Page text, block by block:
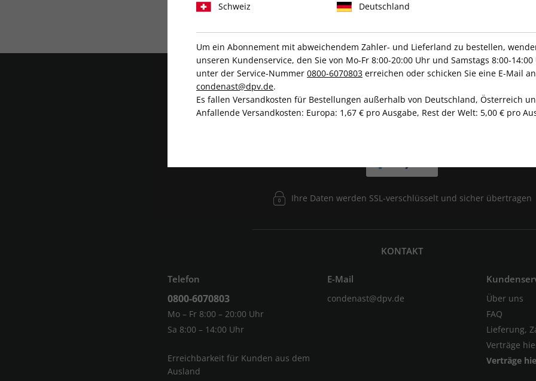
Ihre Daten werden SSL-verschlüsselt und sicher übertragen
KONTAKT
Telefon
0800-6070803
Mo – Fr 8:00 – 20:00 Uhr
Sa 8:00 – 14:00 Uhr
Erreichbarkeit für Kunden aus dem
Ausland
E-Mail
condenast@dpv.de
Über uns
FAQ
Lieferung,
Verträge
Verträge
Schweiz Deutschland
Um ein Abonnement mit abweichendem Zahler- und Lieferland zu bestellen,
unseren Kundenservice, den Sie von Mo-Fr 8:00-20:00 Uhr und Samstags 8:00-
unter der Service-Nummer 0800-6070803 erreichen oder schicken Sie eine E-Mail an
condenast@dpv.de.
Es fallen Versandkosten für Bestellungen außerhalb von Deutschland, Österreich
Anfallende Versandkosten: Europa: 1,67 € pro Ausgabe, Rest der Welt: 5,00 € pro